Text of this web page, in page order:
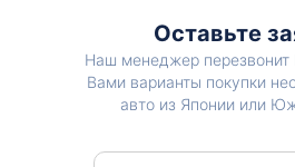
Оставьте
Наш менеджер перезвонит
Вами варианты покупки
авто из Японии или